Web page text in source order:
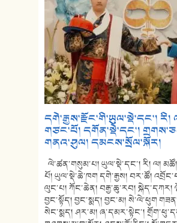
དགེ་རྒྱས་རྫོང་གི་ཡུལ་སྡེ་དང་། རི།
གཙང་པོ། དགོན་སྡེ་དང་།
གནའ་ཤུལ། དམངས་སྲོལ་སྐོར།
ལེ་ཚན་གསུམ་པ། ཡུལ་སྡེ་དང་། རི། ལ།
པོ། ཡུལ་སྡེ་ཆེ་ཁག དགེ་རྒྱས། བར་ཚོ།
ལུང་པ། ཀོང་ཆེན། བརྒྱ་ཆུ་རབ། སྐེད་དཀར།
བྱང་སྟོད། བྱང་སྨད། བྱང་མ། སེ་ལེ་ཕུག
སེང་སྨད། ཤར་མ། ཞ་དམར་སྟེང་།